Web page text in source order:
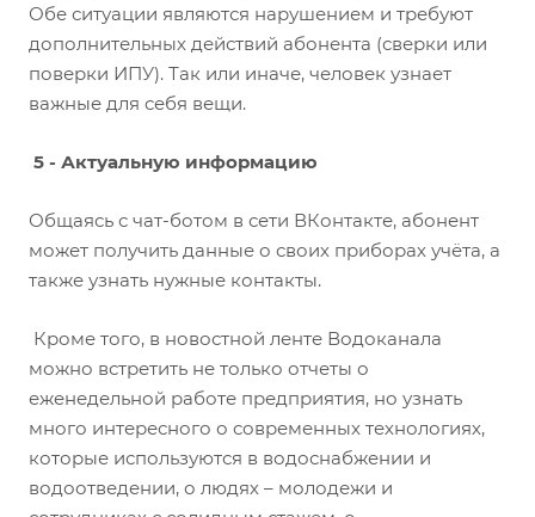
Обе ситуации являются нарушением и требуют
дополнительных действий абонента (сверки или
поверки ИПУ). Так или иначе, человек узнает
важные для себя вещи.
5 - Актуальную информацию
Общаясь с чат-ботом в сети ВКонтакте, абонент
может получить данные о своих приборах учёта, а
также узнать нужные контакты.
Кроме того, в новостной ленте Водоканала
можно встретить не только отчеты о
еженедельной работе предприятия, но узнать
много интересного о современных технологиях,
которые используются в водоснабжении и
водоотведении, о людях – молодежи и